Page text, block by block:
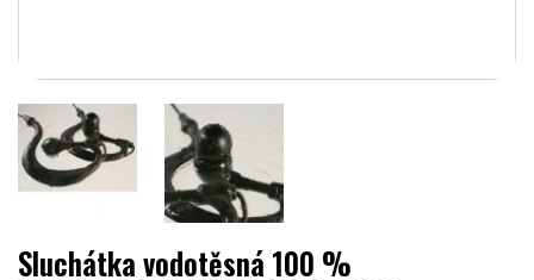
Sluchátka vodotěsná 100 %